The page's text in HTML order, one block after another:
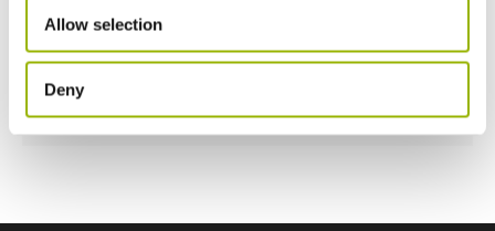
Allow selection
Deny
Watercapaciteit
Gewicht
Aantal personen 3 personen